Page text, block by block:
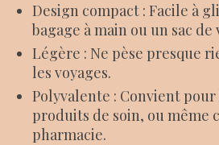
Design compact : Facile à
bagage à main ou un sac de
Légère : Ne pèse presque
les voyages.
Polyvalente : Convient
produits de soin, ou même
pharmacie.